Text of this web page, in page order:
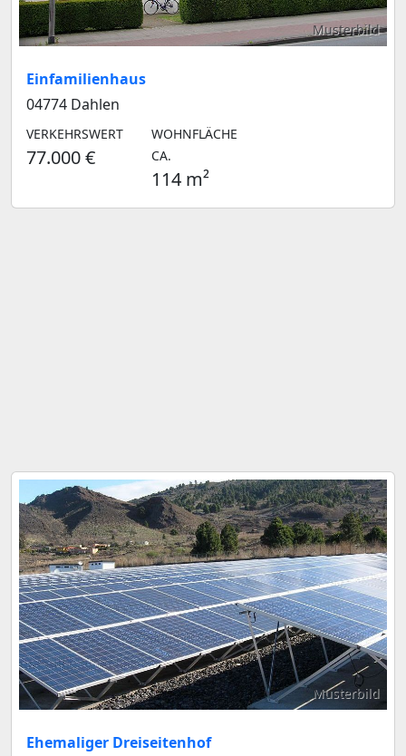
Musterbild
Einfamilienhaus
04774 Dahlen
VERKEHRSWERT
77.000 €
WOHNFLÄCHE
CA.
114 m²
Musterbild
Ehemaliger Dreiseitenhof